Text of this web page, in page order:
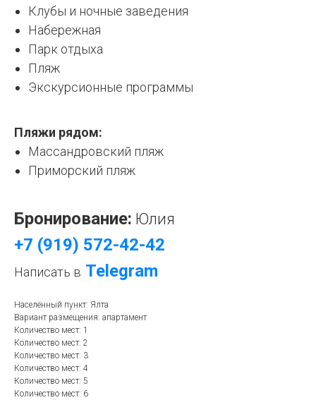
Клубы и ночные заведения
Набережная
Парк отдыха
Пляж
Экскурсионные программы
Пляжи рядом:
Массандровский пляж
Приморский пляж
Бронирование: Юлия
+7 (919) 572-42-42
Написать в Telegram
Населённый пункт: Ялта
Вариант размещения: апартамент
Количество мест: 1
Количество мест: 2
Количество мест: 3
Количество мест: 4
Количество мест: 5
Количество мест: 6